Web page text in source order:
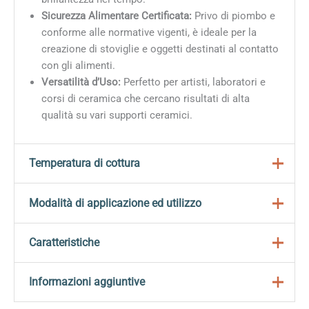
Sicurezza Alimentare Certificata: Privo di piombo e
conforme alle normative vigenti, è ideale per la
creazione di stoviglie e oggetti destinati al contatto
con gli alimenti.
Versatilità d’Uso: Perfetto per artisti, laboratori e
corsi di ceramica che cercano risultati di alta
qualità su vari supporti ceramici.
Temperatura di cottura
Per ottenere risultati ottimali è fondamentale seguire
tra
955° e 1250° C (1751° – 2282° Fahrenheit)
Questa gamma di temperatura permette una corretta
fusione dello smalto, garantendo una finitura brillante e
Modalità di applicazione ed utilizzo
Adatti per tutti i tipi di decorazione con i seguenti
Pennello
Drops
Caratteristiche
Subitopronti per l’uso, senza preparazioni
Informazioni aggiuntive